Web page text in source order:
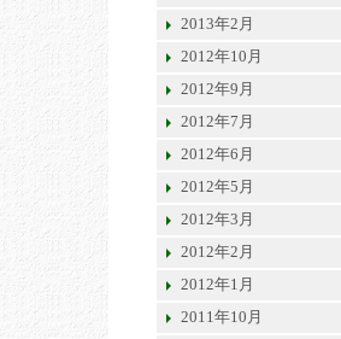
2013年2月
2012年10月
2012年9月
2012年7月
2012年6月
2012年5月
2012年3月
2012年2月
2012年1月
2011年10月